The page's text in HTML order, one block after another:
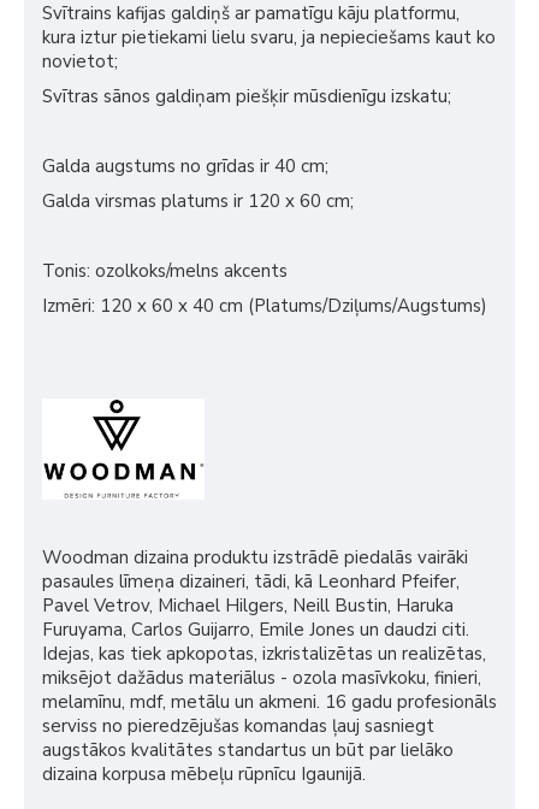
Svītrains kafijas galdiņš ar pamatīgu kāju platformu,
kura iztur pietiekami lielu svaru, ja nepieciešams kaut ko
novietot;
Svītras sānos galdiņam piešķir mūsdienīgu izskatu;
Galda augstums no grīdas ir 40 cm;
Galda virsmas platums ir 120 x 60 cm;
Tonis: ozolkoks/melns akcents
Izmēri: 120 x 60 x 40 cm (Platums/Dziļums/Augstums)
Woodman dizaina produktu izstrādē piedalās vairāki
pasaules līmeņa dizaineri, tādi, kā Leonhard Pfeifer,
Pavel Vetrov, Michael Hilgers, Neill Bustin, Haruka
Furuyama, Carlos Guijarro, Emile Jones un daudzi citi.
Idejas, kas tiek apkopotas, izkristalizētas un realizētas,
miksējot dažādus materiālus - ozola masīvkoku, finieri,
melamīnu, mdf, metālu un akmeni. 16 gadu profesionāls
serviss no pieredzējušas komandas ļauj sasniegt
augstākos kvalitātes standartus un būt par lielāko
dizaina korpusa mēbeļu rūpnīcu Igaunijā.